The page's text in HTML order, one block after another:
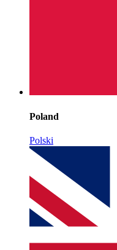
Poland
Polski